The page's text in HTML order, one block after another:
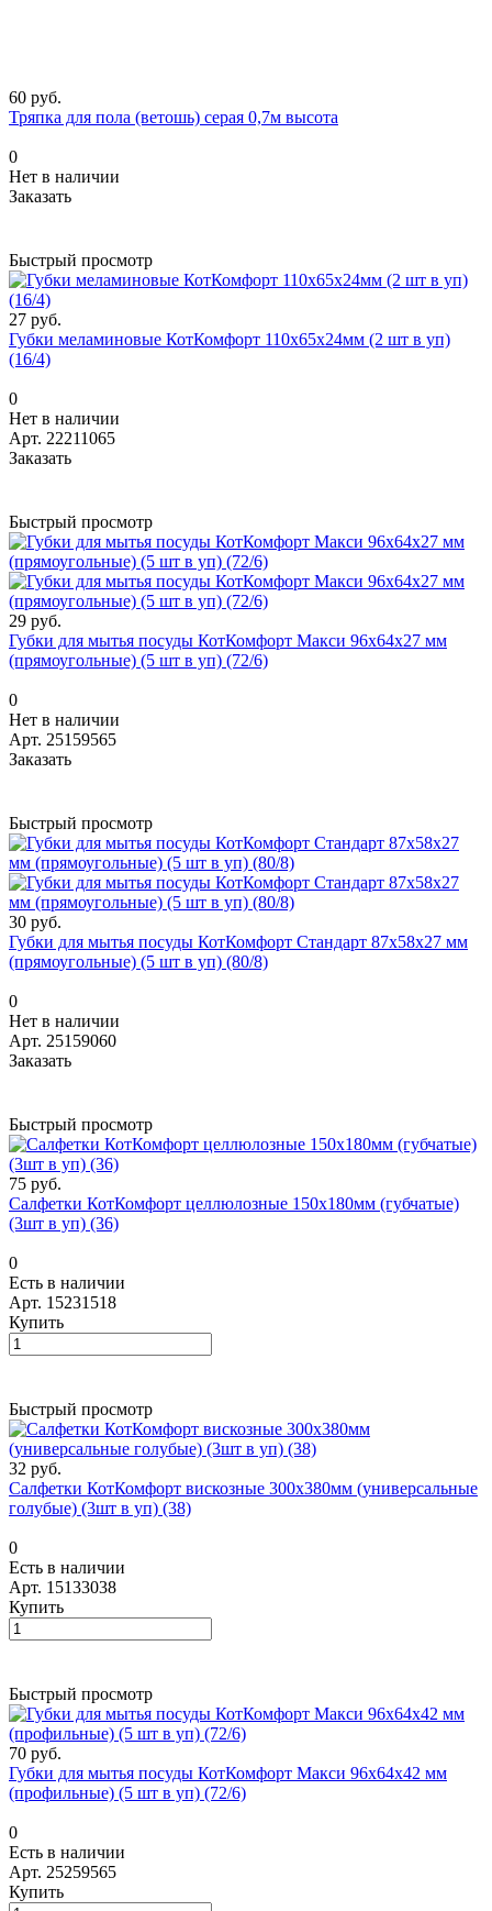
60 руб.
Тряпка для пола (ветошь) серая 0,7м высота
0
Нет в наличии
Заказать
Быстрый просмотр
27 руб.
Губки меламиновые КотКомфорт 110х65х24мм (2 шт в уп)
(16/4)
0
Нет в наличии
Арт. 22211065
Заказать
Быстрый просмотр
29 руб.
Губки для мытья посуды КотКомфорт Макси 96х64х27 мм
(прямоугольные) (5 шт в уп) (72/6)
0
Нет в наличии
Арт. 25159565
Заказать
Быстрый просмотр
30 руб.
Губки для мытья посуды КотКомфорт Стандарт 87х58х27 мм
(прямоугольные) (5 шт в уп) (80/8)
0
Нет в наличии
Арт. 25159060
Заказать
Быстрый просмотр
75 руб.
Салфетки КотКомфорт целлюлозные 150х180мм (губчатые)
(3шт в уп) (36)
0
Есть в наличии
Арт. 15231518
Купить
Быстрый просмотр
32 руб.
Салфетки КотКомфорт вискозные 300х380мм (универсальные
голубые) (3шт в уп) (38)
0
Есть в наличии
Арт. 15133038
Купить
Быстрый просмотр
70 руб.
Губки для мытья посуды КотКомфорт Макси 96х64х42 мм
(профильные) (5 шт в уп) (72/6)
0
Есть в наличии
Арт. 25259565
Купить